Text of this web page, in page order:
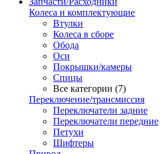
Колеса и комплектующие
Втулки
Колеса в сборе
Обода
Оси
Покрышки/камеры
Спицы
Все категории (7)
Переключение/трансмиссия
Переключатели задние
Переключатели передние
Петухи
Шифтеры